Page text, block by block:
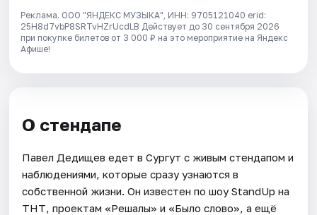
Реклама. ООО "ЯНДЕКС МУЗЫКА", ИНН: 9705121040 erid:
25H8d7vbP8SRTvHZrUcdLB Действует до 30 сентября 2026
при покупке билетов от 3 000 ₽ на это мероприятие на Яндекс
Афише!
О стендапе
Павел Дедищев едет в Сургут с живым стендапом и
наблюдениями, которые сразу узнаются в
собственной жизни. Он известен по шоу StandUp на
ТНТ, проектам «Решалы» и «Было слово», а ещё